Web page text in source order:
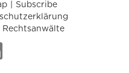
Subscribe